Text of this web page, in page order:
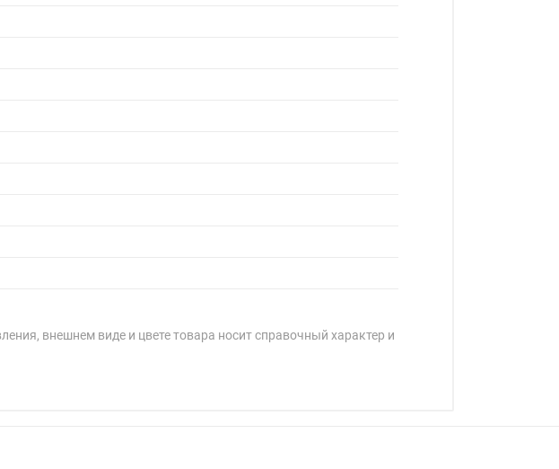
внешнем виде и цвете товара носит справочный характер и